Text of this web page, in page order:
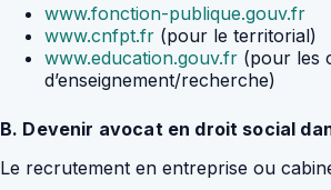
www.fonction-publique.gouv.fr
www.cnfpt.fr (pour le territorial)
www.education.gouv.fr (pour les
d’enseignement/recherche)
B. Devenir avocat en droit social
Le recrutement en entreprise ou